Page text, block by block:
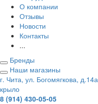
О компании
Отзывы
Новости
Контакты
...
Бренды
Наши магазины
г. Чита, ул. Богомягкова,
крыло
8 (914) 430-05-05